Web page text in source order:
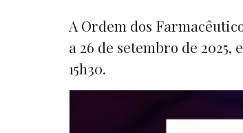
A Ordem dos
a 26 de setembro de 2025,
15h30.